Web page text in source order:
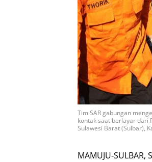
Tim SAR gabungan
kontak saat berlayar dari
Sulawesi Barat (Sulbar),
MAMUJU-